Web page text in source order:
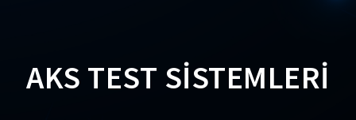
AKS TEST SİSTEMLERİ